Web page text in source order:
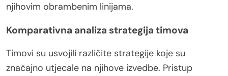
njihovim obrambenim linijama.
Komparativna analiza strategija timova
Timovi su usvojili različite strategije koje su
značajno utjecale na njihove izvedbe. Pristup